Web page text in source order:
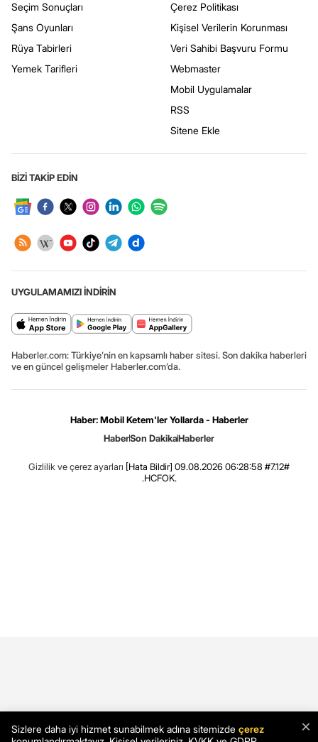
Seçim Sonuçları
Şans Oyunları
Rüya Tabirleri
Yemek Tarifleri
Çerez Politikası
Kişisel Verilerin Korunması
Veri Sahibi Başvuru Formu
Webmaster
Mobil Uygulamalar
RSS
Sitene Ekle
BİZİ TAKİP EDİN
UYGULAMAMIZI İNDİRİN
Haberler.com: Türkiye’nin en kapsamlı haber sitesi. Son dakika haberleri
ve en güncel gelişmeler Haberler.com’da.
Haber: Mobil Ketem'ler Yollarda - Haberler
HaberSon DakikaHaberler
Gizlilik ve çerez ayarları [Hata Bildir] 09.08.2026 06:28:58 #7.12#
.HCFOK.
×
Sizlere daha iyi hizmet sunabilmek adına sitemizde çerez